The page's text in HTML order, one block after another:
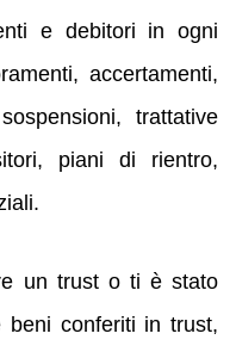
e debitori in ogni
accertamenti,
trattative
piani di rientro,
un trust o ti è stato
beni conferiti in trust,